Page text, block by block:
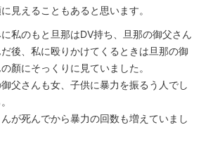
見えることもあると思います。
私のもと旦那はDV持ち、旦那の御父さん
後、私に殴りかけてくるときは旦那の御
顏にそっくりに見ていました。
御父さんも女、子供に暴力を振るう人でし
が死んでから暴力の回数も増えていまし